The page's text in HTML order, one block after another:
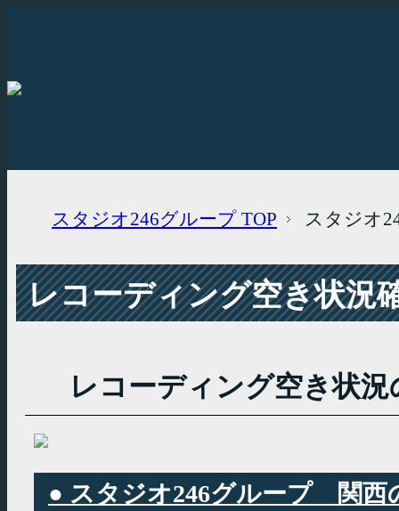
スタジオ246グループ TOP スタジオ
レコーディング空き状況
レコーディング空き状況
● スタジオ246グループ 関西